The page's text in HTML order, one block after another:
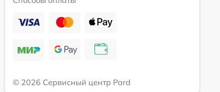
© 2026 Сервисный центр Pard